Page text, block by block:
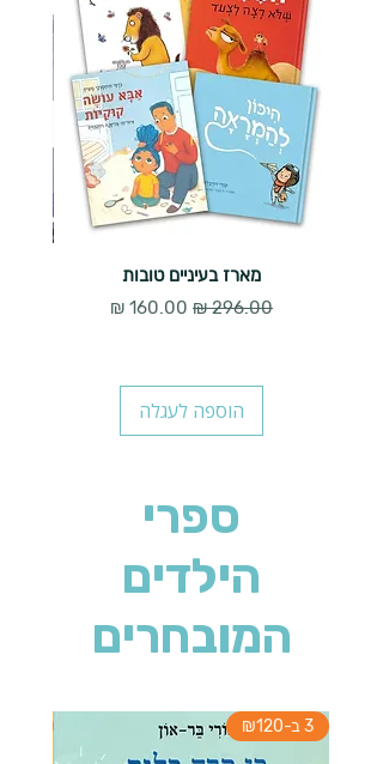
מארז בעיניים טובות
מחיר רגיל
מחיר מבצע
הוספה לעגלה
ספרי
הילדים
המובחרים
3 ב-₪120